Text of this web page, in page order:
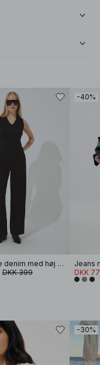
Figursyede denim med høj talje og plisserede detaljer
DKK 399
-40%
Jeans
DKK
-30%